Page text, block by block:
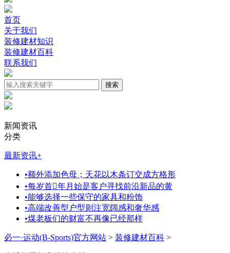
首页
关于我们
装修建材知识
装修建材百科
联系我们
新闻资讯
分类
最新资讯+
•额外添加色母；天花以木条订交成方格形
•每岁首年月始是客户寻找前沿新品的黄
•能够选择一些保守的家具和粉饰
•高端改善型户型则注宽阔感和奢华感
•煤老板们的财富不再像已经那样
必一·运动(B-Sports)官方网站 > 装修建材百科 >